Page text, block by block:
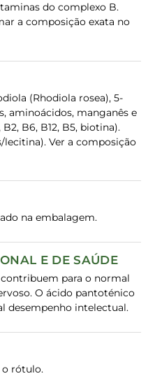
do complexo B.
a composição exata no
(Rhodiola rosea), 5-
aminoácidos, manganês e
B6, B12, B5, biotina).
Ver a composição
na embalagem.
E DE SAÚDE
contribuem para o normal
O ácido pantoténico
desempenho intelectual.
o rótulo.